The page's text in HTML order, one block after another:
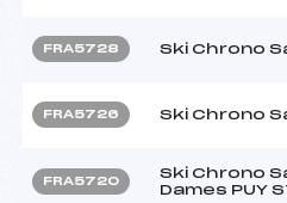
FRA5728 Ski Chrono
FRA5726 Ski Chrono
FRA5720
Ski Chrono
Dames PUY